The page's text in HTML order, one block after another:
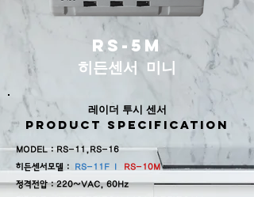
rs-5m
​히든센서 미니
​레이더 투시 센서
product specification
MODEL : RS-11,RS-16
히든센서모델 :
RS-11F I
RS-10M
정격전압 : 220~VAC, 60Hz